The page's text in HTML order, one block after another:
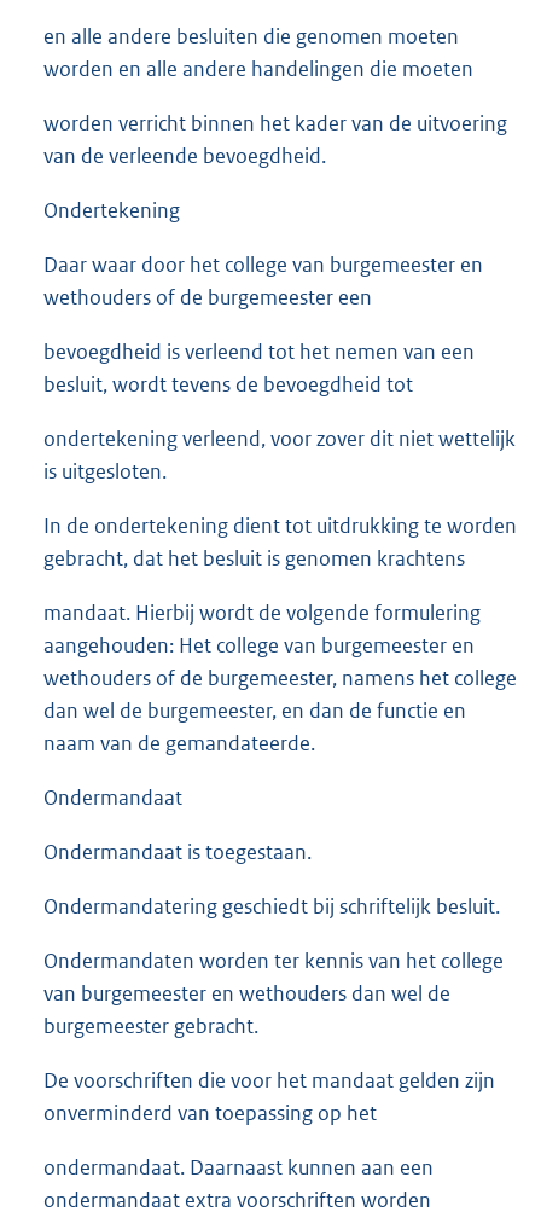
en alle andere besluiten die genomen moeten
worden en alle andere handelingen die moeten
worden verricht binnen het kader van de uitvoering
van de verleende bevoegdheid.
Ondertekening
Daar waar door het college van burgemeester en
wethouders of de burgemeester een
bevoegdheid is verleend tot het nemen van een
besluit, wordt tevens de bevoegdheid tot
ondertekening verleend, voor zover dit niet wettelijk
is uitgesloten.
In de ondertekening dient tot uitdrukking te worden
gebracht, dat het besluit is genomen krachtens
mandaat. Hierbij wordt de volgende formulering
aangehouden: Het college van burgemeester en
wethouders of de burgemeester, namens het college
dan wel de burgemeester, en dan de functie en
naam van de gemandateerde.
Ondermandaat
Ondermandaat is toegestaan.
Ondermandatering geschiedt bij schriftelijk besluit.
Ondermandaten worden ter kennis van het college
van burgemeester en wethouders dan wel de
burgemeester gebracht.
De voorschriften die voor het mandaat gelden zijn
onverminderd van toepassing op het
ondermandaat. Daarnaast kunnen aan een
ondermandaat extra voorschriften worden